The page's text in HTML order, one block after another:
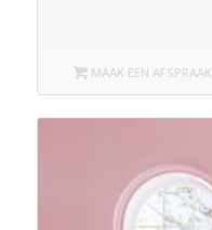
MAAK EEN AFSPRAAK